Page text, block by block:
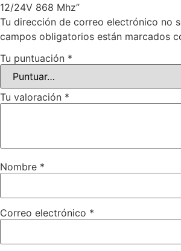
12/24V 868 Mhz”
Tu dirección de correo electrónico no
campos obligatorios están marcados
Tu puntuación *
Tu valoración *
Nombre *
Correo electrónico *